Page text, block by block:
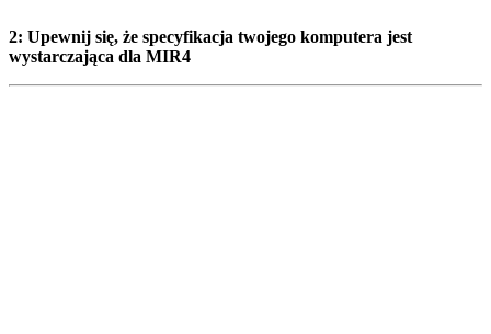
2: Upewnij się, że specyfikacja twojego komputera jest
wystarczająca dla MIR4